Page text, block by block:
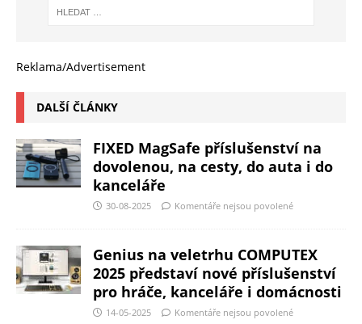
Reklama/Advertisement
DALŠÍ ČLÁNKY
FIXED MagSafe příslušenství na
dovolenou, na cesty, do auta i do
kanceláře
30-08-2025 Komentáře nejsou povolené
Genius na veletrhu COMPUTEX
2025 představí nové příslušenství
pro hráče, kanceláře i domácnosti
14-05-2025 Komentáře nejsou povolené